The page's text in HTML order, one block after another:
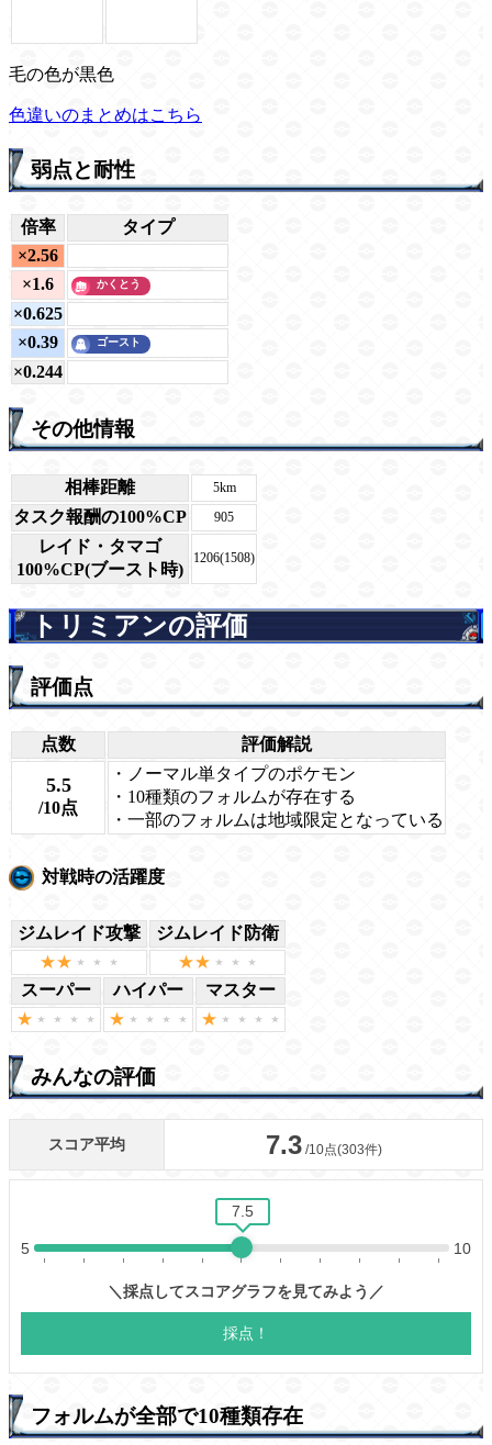
毛の色が黒色
色違いのまとめはこちら
弱点と耐性
倍率
タイプ
×2.56
×1.6
×0.625
×0.39
×0.244
その他情報
相棒距離 5km
タスク報酬の100%CP 905
レイド・タマゴ
100%CP(ブースト時)
1206(1508)
トリミアンの評価
評価点
点数 評価解説
5.5
/10点
・ノーマル単タイプのポケモン
・10種類のフォルムが存在する
・一部のフォルムは地域限定となっている
対戦時の活躍度
ジムレイド攻撃 ジムレイド防衛
スーパー ハイパー マスター
みんなの評価
フォルムが全部で10種類存在